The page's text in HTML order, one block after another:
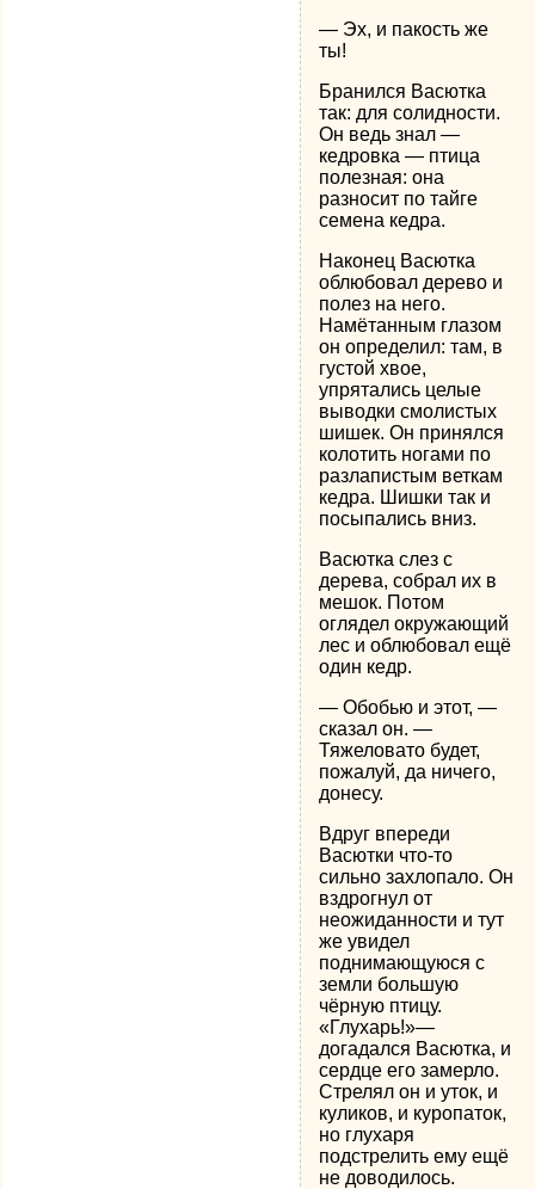
— Эх, и пакость же
ты!
Бранился Васютка
так: для солидности.
Он ведь знал —
кедровка — птица
полезная: она
разносит по тайге
семена кедра.
Наконец Васютка
облюбовал дерево и
полез на него.
Намётанным глазом
он определил: там, в
густой хвое,
упрятались целые
выводки смолистых
шишек. Он принялся
колотить ногами по
разлапистым веткам
кедра. Шишки так и
посыпались вниз.
Васютка слез с
дерева, собрал их в
мешок. Потом
оглядел окружающий
лес и облюбовал ещё
один кедр.
— Обобью и этот, —
сказал он. —
Тяжеловато будет,
пожалуй, да ничего,
донесу.
Вдруг впереди
Васютки что-то
сильно захлопало. Он
вздрогнул от
неожиданности и тут
же увидел
поднимающуюся с
земли большую
чёрную птицу.
«Глухарь!»—
догадался Васютка, и
сердце его замерло.
Стрелял он и уток, и
куликов, и куропаток,
но глухаря
подстрелить ему ещё
не доводилось.